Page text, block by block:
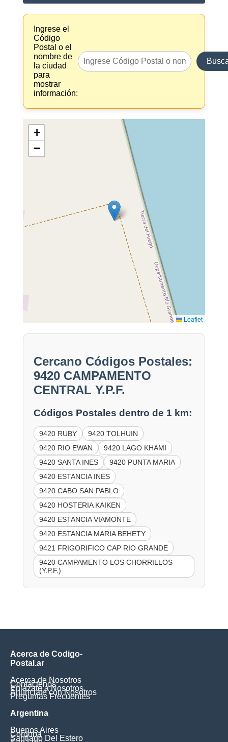
Ingrese el
Código
Postal o el
nombre de
la ciudad
para
mostrar
información:
+
−
Leaflet
Cercano Códigos Postales:
9420 CAMPAMENTO
CENTRAL Y.P.F.
Códigos Postales dentro de 1 km:
9420 RUBY
9420 TOLHUIN
9420 RIO EWAN
9420 LAGO KHAMI
9420 SANTA INES
9420 PUNTA MARIA
9420 ESTANCIA INES
9420 CABO SAN PABLO
9420 HOSTERIA KAIKEN
9420 ESTANCIA VIAMONTE
9420 ESTANCIA MARIA BEHETY
9421 FRIGORIFICO CAP RIO GRANDE
9420 CAMPAMENTO LOS CHORRILLOS
(Y.P.F.)
Acerca de Codigo-
Postal.ar
Acerca de Nosotros
Contáctenos
Enlázate a Nosotros
Anúnciate con Nosotros
Preguntas Frecuentes
Argentina
Buenos Aires
Cordoba
Santiago Del Estero